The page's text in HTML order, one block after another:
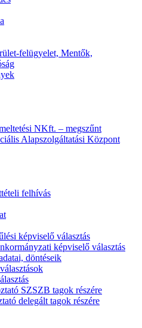
felügyelet, Mentők,
NKft. – megszűnt
Alapszolgáltatási Központ
felhívás
képviselő választás
képviselő választás
döntéseik
SZSZB tagok részére
delegált tagok részére